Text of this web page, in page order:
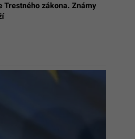
Trestného zákona. Známy